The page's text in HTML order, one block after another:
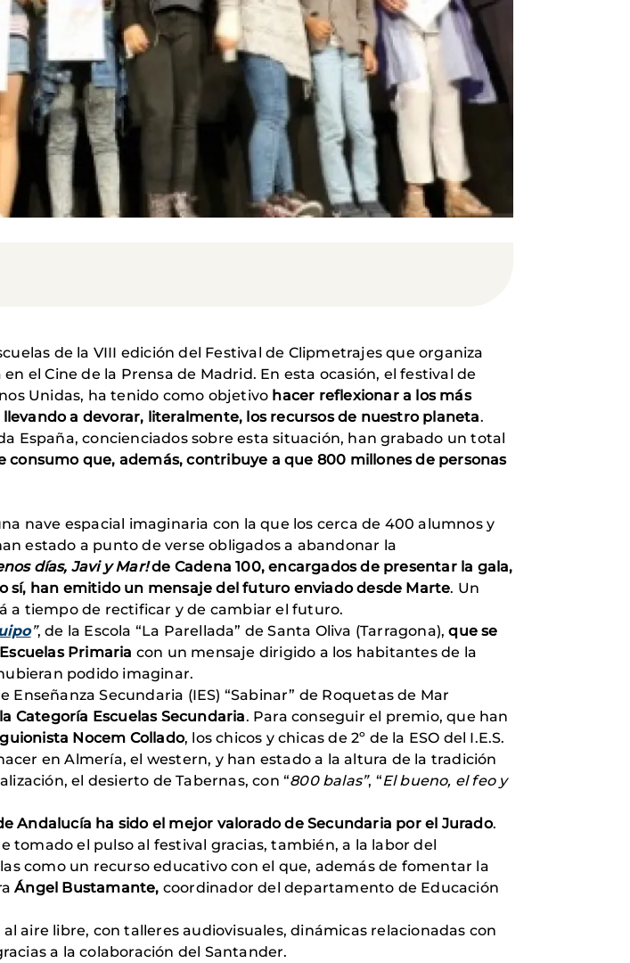
de la VIII edición del Festival de Clipmetrajes que organiza
el Cine de la Prensa de Madrid. En esta ocasión, el festival de
Unidas, ha tenido como objetivo hacer reflexionar a los más
a devorar, literalmente, los recursos de nuestro planeta.
España, concienciados sobre esta situación, han grabado un total
que, además, contribuye a que 800 millones de personas
nave espacial imaginaria con la que los cerca de 400 alumnos y
estado a punto de verse obligados a abandonar la
días, Javi y Mar!de Cadena 100, encargados de presentar la gala,
sí, han emitido un mensaje del futuro enviado desde Marte. Un
a tiempo de rectificar y de cambiar el futuro.
”, de la Escola “La Parellada” de Santa Oliva (Tarragona), que se
Primaria con un mensaje dirigido a los habitantes de la
podido imaginar.
Enseñanza Secundaria (IES) “Sabinar” de Roquetas de Mar
Categoría Escuelas Secundaria. Para conseguir el premio, que han
Nocem Collado, los chicos y chicas de 2º de la ESO del I.E.S.
en Almería, el western, y han estado a la altura de la tradición
el desierto de Tabernas, con “800 balas”, “El bueno, el feo y
Andalucía ha sido el mejor valorado de Secundaria por el Jurado.
tomado el pulso al festival gracias, también, a la labor del
como un recurso educativo con el que, además de fomentar la
Ángel Bustamante, coordinador del departamento de Educación
al aire libre, con talleres audiovisuales, dinámicas relacionadas con
a la colaboración del Santander.